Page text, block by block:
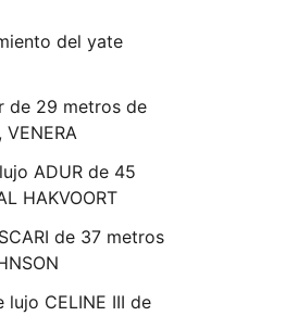
del yate
de 29 metros de
VENERA
ADUR de 45
HAKVOORT
de 37 metros
CELINE III de